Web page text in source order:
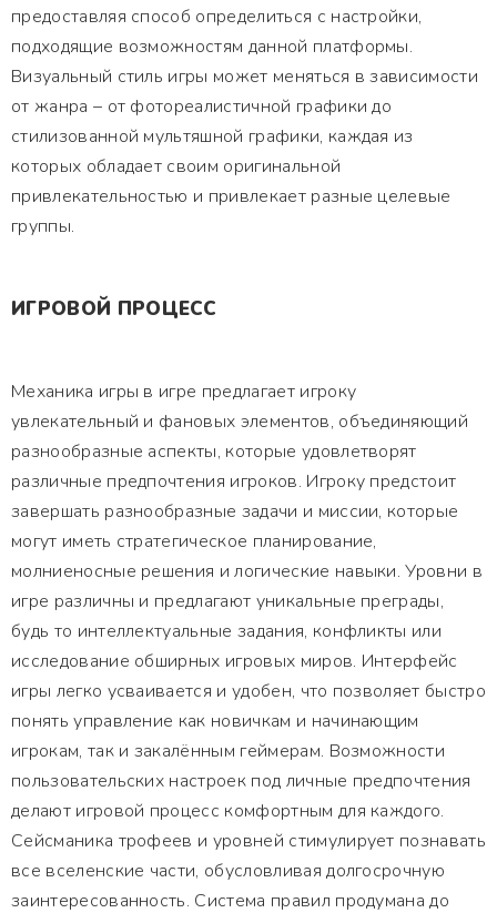
предоставляя способ определиться с настройки,
подходящие возможностям данной платформы.
Визуальный стиль игры может меняться в зависимости
от жанра – от фотореалистичной графики до
стилизованной мультяшной графики, каждая из
которых обладает своим оригинальной
привлекательностью и привлекает разные целевые
группы.
ИГРОВОЙ ПРОЦЕСС
Механика игры в игре предлагает игроку
увлекательный и фановых элементов, объединяющий
разнообразные аспекты, которые удовлетворят
различные предпочтения игроков. Игроку предстоит
завершать разнообразные задачи и миссии, которые
могут иметь стратегическое планирование,
молниеносные решения и логические навыки. Уровни в
игре различны и предлагают уникальные преграды,
будь то интеллектуальные задания, конфликты или
исследование обширных игровых миров. Интерфейс
игры легко усваивается и удобен, что позволяет быстро
понять управление как новичкам и начинающим
игрокам, так и закалённым геймерам. Возможности
пользовательских настроек под личные предпочтения
делают игровой процесс комфортным для каждого.
Сейсманика трофеев и уровней стимулирует познавать
все вселенские части, обусловливая долгосрочную
заинтересованность. Система правил продумана до